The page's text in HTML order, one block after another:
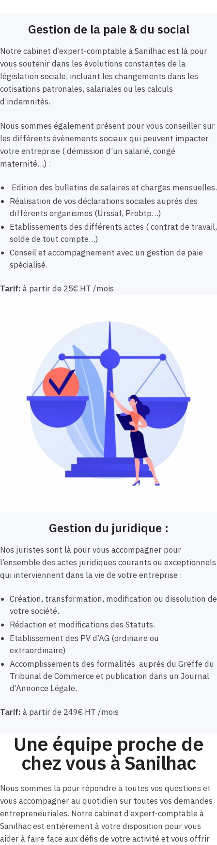
Gestion de la paie & du social
Notre cabinet d’expert-comptable à Sanilhac est là pour
vous soutenir dans les évolutions constantes de la
législation sociale, incluant les changements dans les
cotisations patronales, salariales ou les calculs
d’indemnités.
Nous sommes également présent pour vous conseiller sur
les différents évènements sociaux qui peuvent impacter
votre entreprise ( démission d’un salarié, congé
maternité…) :
Edition des bulletins de salaires et charges mensuelles.
Réalisation de vos déclarations sociales auprès des
différents organismes (Urssaf, Probtp…)
Etablissements des différents actes ( contrat de travail,
solde de tout compte…)
Conseil et accompagnement avec un gestion de paie
spécialisé.
Tarif: à partir de 25€ HT /mois
Gestion du juridique :
Nos juristes sont là pour vous accompagner pour
l’ensemble des actes juridiques courants ou exceptionnels
qui interviennent dans la vie de votre entreprise :
Création, transformation, modification ou dissolution de
votre société.
Rédaction et modifications des Statuts.
Etablissement des PV d’AG (ordinaire ou
extraordinaire)
Accomplissements des formalités auprès du Greffe du
Tribunal de Commerce et publication dans un Journal
d’Annonce Légale.
Tarif: à partir de 249€ HT /mois
Une équipe proche de
chez vous à Sanilhac
Nous sommes là pour répondre à toutes vos questions et
vous accompagner au quotidien sur toutes vos demandes
entrepreneuriales. Notre cabinet d’expert-comptable à
Sanilhac est entièrement à votre disposition pour vous
aider à faire face aux défis de votre activité et vous offrir